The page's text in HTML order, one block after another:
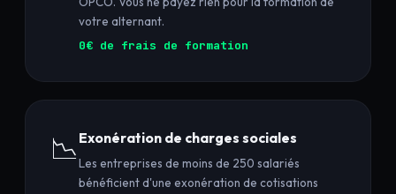
votre alternant.
0€ de frais de formation
📉 Exonération de charges sociales
Les entreprises de moins de 250 salariés
bénéficient d'une exonération de cotisations